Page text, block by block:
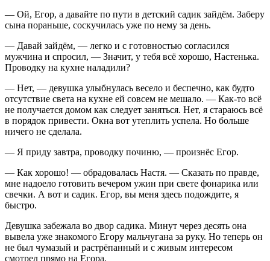
— Ой, Егор, а давайте по пути в детский садик зайдём. Заберу
сына пораньше, соскучилась уже по нему за день.
— Давай зайдём, — легко и с готовностью согласился
мужчина и спросил, — Значит, у тебя всё хорошо, Настенька.
Проводку на кухне наладили?
— Нет, — девушка улыбнулась весело и беспечно, как будто
отсутствие света на кухне ей совсем не мешало. — Как-то всё
не получается домом как следует заняться. Нет, я стараюсь всё
в порядок привести. Окна вот утеплить успела. Но больше
ничего не сделала.
— Я приду завтра, проводку починю, — произнёс Егор.
— Как хорошо! — обрадовалась Настя. — Сказать по правде,
мне надоело готовить вечером ужин при свете фонарика или
свечки. А вот и садик. Егор, вы меня здесь подождите, я
быстро.
Девушка забежала во двор садика. Минут через десять она
вывела уже знакомого Егору мальчугана за руку. Но теперь он
не был чумазый и растрёпанный и с живым интересом
смотрел прямо на Егора.